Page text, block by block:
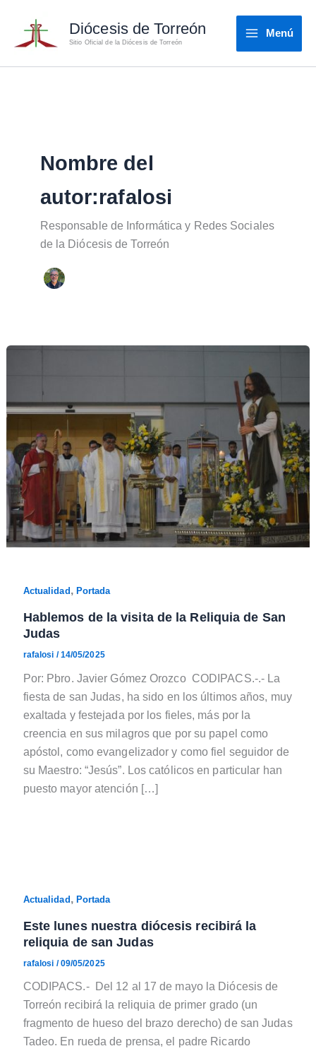
contenido
Diócesis de Torreón
Sitio Oficial de la Diócesis de Torreón
Menú
Nombre del
autor:rafalosi
Responsable de Informática y Redes Sociales
de la Diócesis de Torreón
Actualidad , Portada
Hablemos de la visita de la Reliquia de San
Judas
rafalosi /14/05/2025
Por: Pbro. Javier Gómez Orozco CODIPACS.-.- La
fiesta de san Judas, ha sido en los últimos años, muy
exaltada y festejada por los fieles, más por la
creencia en sus milagros que por su papel como
apóstol, como evangelizador y como fiel seguidor de
su Maestro: “Jesús”. Los católicos en particular han
puesto mayor atención […]
Actualidad , Portada
Este lunes nuestra diócesis recibirá la
reliquia de san Judas
rafalosi /09/05/2025
CODIPACS.- Del 12 al 17 de mayo la Diócesis de
Torreón recibirá la reliquia de primer grado (un
fragmento de hueso del brazo derecho) de san Judas
Tadeo. En rueda de prensa, el padre Ricardo